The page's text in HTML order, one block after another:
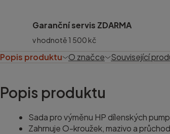
Garanční servis ZDARMA
v hodnotě 1 500 kč
Popis produktu O značce Související
Popis produktu
Sada pro výměnu HP dílenských
Zahrnuje O-kroužek, mazivo a